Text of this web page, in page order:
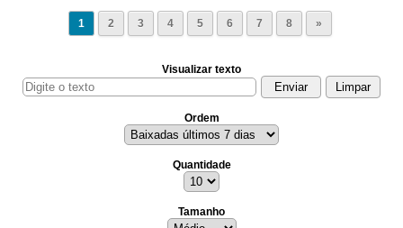
1 2 3 4 5 6 7 8 »
Visualizar texto
Ordem
Quantidade
Tamanho